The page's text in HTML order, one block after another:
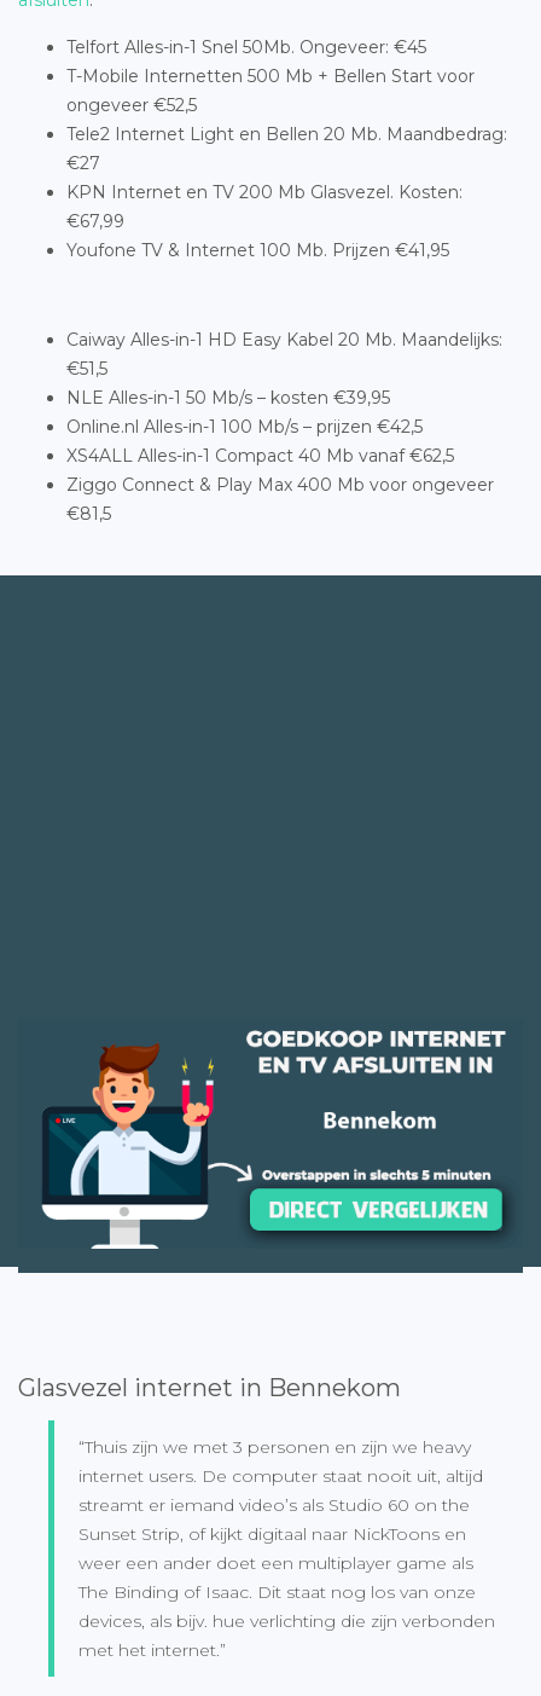
Telfort Alles-in-1 Snel 50Mb. Ongeveer: €45
T-Mobile Internetten 500 Mb + Bellen Start voor
ongeveer €52,5
Tele2 Internet Light en Bellen 20 Mb. Maandbedrag:
€27
KPN Internet en TV 200 Mb Glasvezel. Kosten:
€67,99
Youfone TV & Internet 100 Mb. Prijzen €41,95
Caiway Alles-in-1 HD Easy Kabel 20 Mb. Maandelijks:
€51,5
NLE Alles-in-1 50 Mb/s – kosten €39,95
Online.nl Alles-in-1 100 Mb/s – prijzen €42,5
XS4ALL Alles-in-1 Compact 40 Mb vanaf €62,5
Ziggo Connect & Play Max 400 Mb voor ongeveer
€81,5
Glasvezel internet in Bennekom
“Thuis zijn we met 3 personen en zijn we heavy
internet users. De computer staat nooit uit, altijd
streamt er iemand video’s als Studio 60 on the
Sunset Strip, of kijkt digitaal naar NickToons en
weer een ander doet een multiplayer game als
The Binding of Isaac. Dit staat nog los van onze
devices, als bijv. hue verlichting die zijn verbonden
met het internet.”